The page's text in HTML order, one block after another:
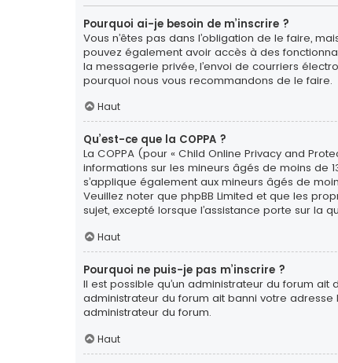
Pourquoi ai-je besoin de m’inscrire ?
Vous n’êtes pas dans l’obligation de le faire,
pouvez également avoir accès à des
la messagerie privée, l’envoi de courriers
pourquoi nous vous recommandons de le faire.
Haut
Qu’est-ce que la COPPA ?
La COPPA (pour « Child Online Privacy and
informations sur les mineurs âgés de moins de
s’applique également aux mineurs âgés de
Veuillez noter que phpBB Limited et que les
sujet, excepté lorsque l’assistance porte sur la
Haut
Pourquoi ne puis-je pas m’inscrire ?
Il est possible qu’un administrateur du forum ait
administrateur du forum ait banni votre adresse
administrateur du forum.
Haut